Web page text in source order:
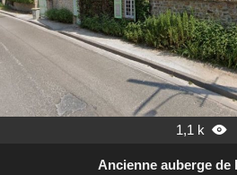
1,1 k 
Ancienne auberge de